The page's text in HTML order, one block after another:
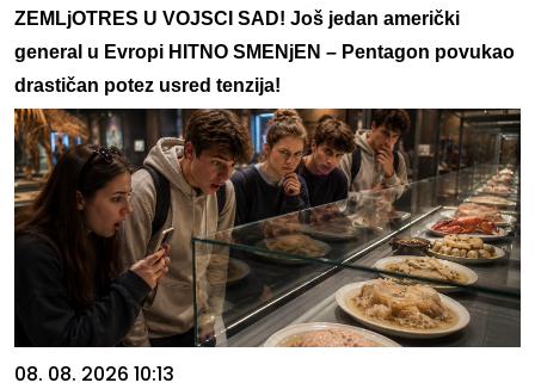
ZEMLjOTRES U VOJSCI SAD! Još jedan američki
general u Evropi HITNO SMENjEN – Pentagon povukao
drastičan potez usred tenzija!
08. 08. 2026 10:13